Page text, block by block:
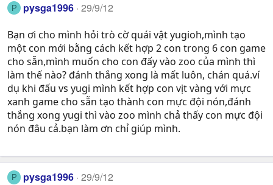
P pysga1996 29/9/12
Bạn ơi cho mình hỏi trò cờ quái vật yugioh,mình tạo
một con mới bằng cách kết hợp 2 con trong 6 con game
cho sẵn,mình muốn cho con đấy vào zoo của mình thì
làm thế nào? đánh thắng xong là mất luôn, chán quá.ví
dụ khi đấu vs yugi mình kết hợp con vịt vàng với mực
xanh game cho sẵn tạo thành con mực đội nón,đánh
thắng xong yugi thì vào zoo mình chả thấy con mực đội
nón đâu cả.bạn làm ơn chỉ giúp mình.
P pysga1996 29/9/12